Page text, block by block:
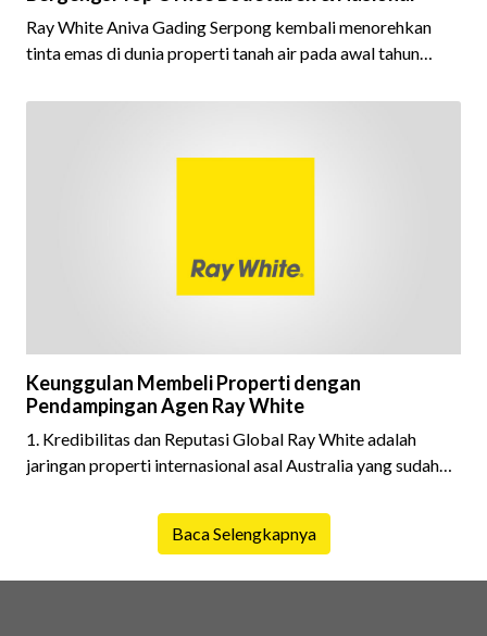
Ray White Aniva Gading Serpong kembali menorehkan
tinta emas di dunia properti tanah air pada awal tahun
Keunggulan Membeli Properti dengan
Pendampingan Agen Ray White
1. Kredibilitas dan Reputasi Global Ray White adalah
jaringan properti internasional asal Australia yang sudah
Indonesia. ? Artinya: transaksi dijamin transparan,
profesional, dan terpercaya.2. Agen Profesional &amp;
Baca Selengkapnya